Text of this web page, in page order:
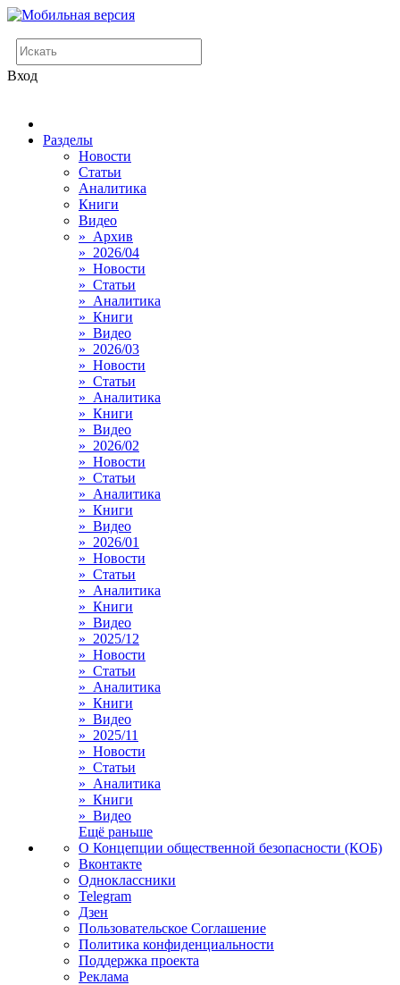
Вход
Разделы
Новости
Статьи
Аналитика
Книги
Видео
» Архив
» 2026/04
» Новости
» Статьи
» Аналитика
» Книги
» Видео
» 2026/03
» Новости
» Статьи
» Аналитика
» Книги
» Видео
» 2026/02
» Новости
» Статьи
» Аналитика
» Книги
» Видео
» 2026/01
» Новости
» Статьи
» Аналитика
» Книги
» Видео
» 2025/12
» Новости
» Статьи
» Аналитика
» Книги
» Видео
» 2025/11
» Новости
» Статьи
» Аналитика
» Книги
» Видео
Ещё раньше
О Концепции общественной безопасности (КОБ)
Вконтакте
Одноклассники
Telegram
Дзен
Пользовательское Соглашение
Политика конфиденциальности
Поддержка проекта
Реклама